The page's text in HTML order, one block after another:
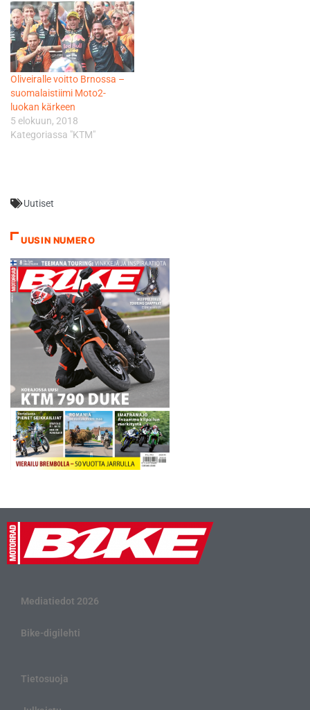
ennätyksen komeasti 0,563
sekunnilla. Oliveira jäi 5,1
kilometrin mittaisella radalla
Bastianinista tasan kaksi
kymmenystä. Taistelu
kakkosruudusta oli
armotonta, sillä sarjaa 55
pisteellä johtava…
Oliveiralle voitto Brnossa –
suomalaistiimi Moto2-
luokan kärkeen
5 elokuun, 2018
Kategoriassa "KTM"
Uutiset
UUSIN NUMERO
Mediatiedot 2026
Bike-digilehti
Tietosuoja